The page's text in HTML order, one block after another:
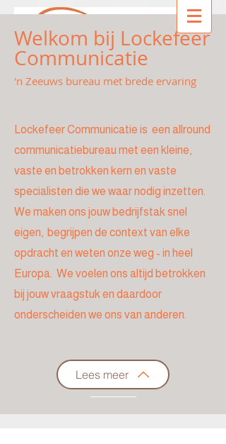
Welkom bij Lockefeer
Communicatie
'n Zeeuws bureau met brede ervaring
Lockefeer Communicatie is een allround
communicatiebureau met een kleine,
vaste en betrokken kern en vaste
specialisten die we waar nodig inzetten.
We maken ons jouw bedrijfstak snel
eigen, begrijpen de context van elke
opdracht en weten onze weg - in heel
Europa. We voelen ons altijd betrokken
bij jouw vraagstuk en daardoor
onderscheiden we ons van anderen.
Lees meer